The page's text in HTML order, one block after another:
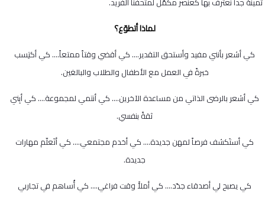
لماذا أتطوّع؟
كي أشعر بأنني مفيد وأستحق التقدير…. كي أقضي وقتاً ممتعاً…. كي أكتِسب
خبرةً في العمل مع الأطفال والطلاب والبالغين.
كي أشعر بالرضى الذاتي من مساعدة الآخرين…. كي أنتمي لمجموعة…. كي أبِني
ثقةً بنفسي.
كي أستَكشف فرصاً لمهن جديدة…. كي أخدم مجتمعي…. كي أتَعلّم مهارات
جديدة.
كي يصبح لي أصدقاء جدّد…. كي أملأَ وقت فراغي…. كي أُساهم في تجاربي